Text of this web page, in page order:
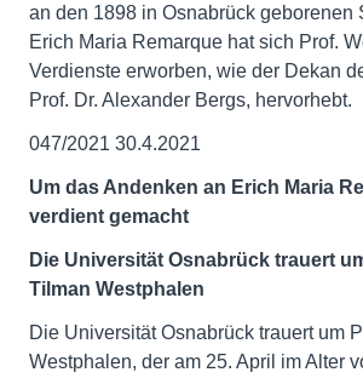
an den 1898 in Osnabrück geborenen
Erich Maria Remarque hat sich Prof.
Verdienste erworben, wie der Dekan
Prof. Dr. Alexander Bergs, hervorhebt.
047/2021 30.4.2021
Um das Andenken an Erich Maria
verdient gemacht
Die Universität Osnabrück trauert
Tilman Westphalen
Die Universität Osnabrück trauert um
Westphalen, der am 25. April im Alter